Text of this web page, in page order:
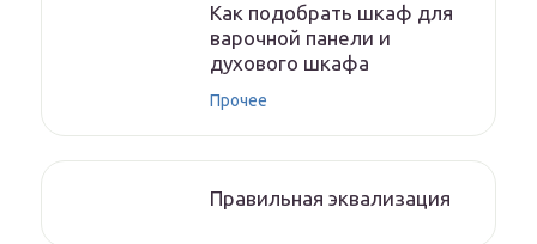
Как подобрать шкаф для
варочной панели и
духового шкафа
Прочее
Правильная эквализация